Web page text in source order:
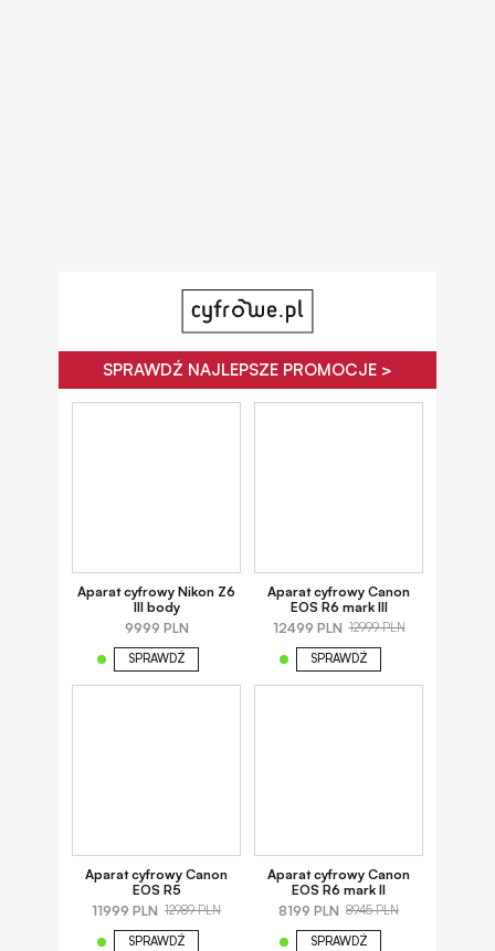
SPRAWDŹ NAJLEPSZE PROMOCJE >
Aparat cyfrowy Nikon Z6
III body
9999 PLN
SPRAWDŹ
Aparat cyfrowy Canon
EOS R6 mark III
12499 PLN 12999 PLN
SPRAWDŹ
Aparat cyfrowy Canon
EOS R5
11999 PLN 12989 PLN
SPRAWDŹ
Aparat cyfrowy Canon
EOS R6 mark II
8199 PLN 8945 PLN
SPRAWDŹ